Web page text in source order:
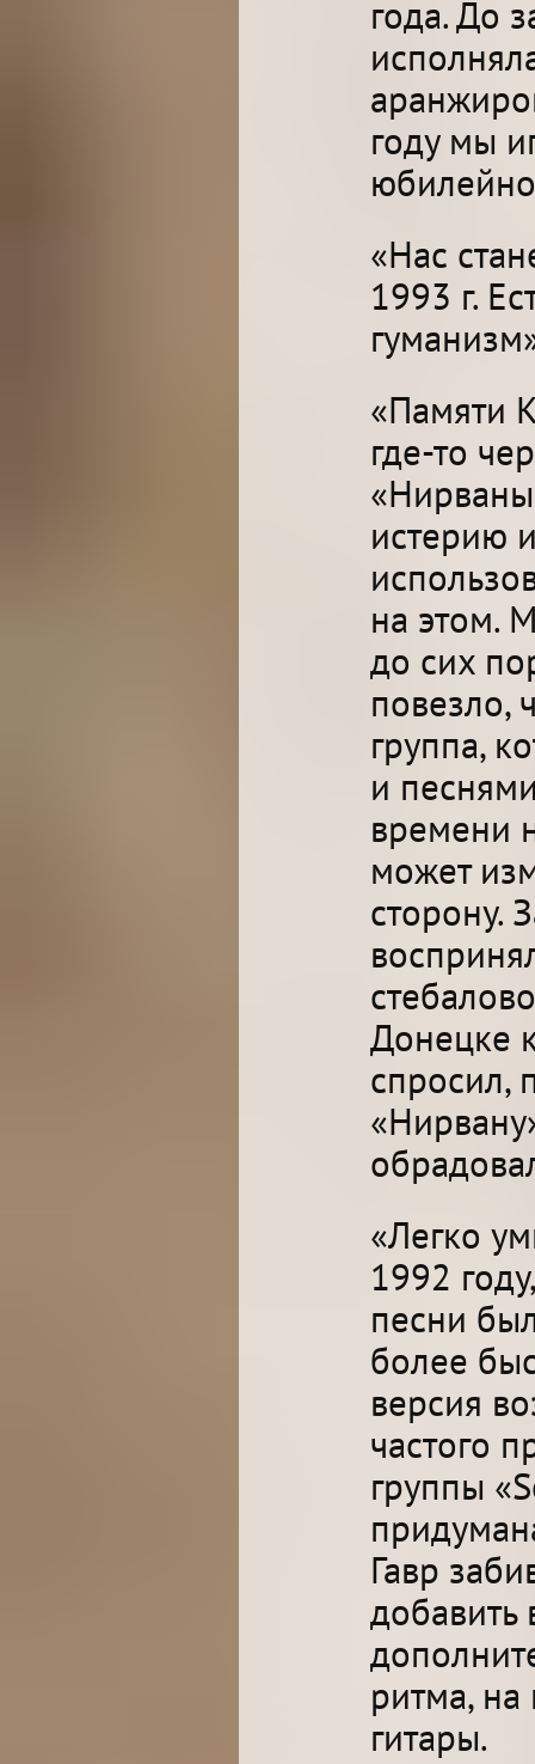
года. До
году мы
«Нас
1993 г.
«Памяти
где-то
истерию
на этом.
до сих
повезло,
группа,
и
времени
может
сторону.
Донецке
спросил,
«Легко
1992
песни
более
версия
частого
группы
Гавр
добавить
ритма,
гитары.